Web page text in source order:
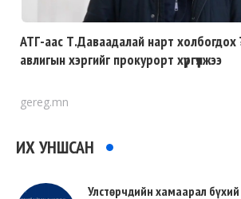
АТГ-аас Т.Даваадалай нарт
авлигын хэргийг прокурорт хүргүүлжээ
gereg.mn
ИХ УНШСАН
Улстөрчдийн хамаарал